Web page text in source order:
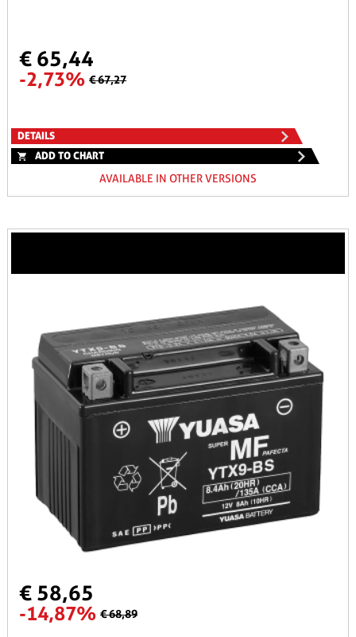
€ 65,44
-2,73% € 67,27
DETAILS
ADD TO CHART
AVAILABLE IN OTHER VERSIONS
€ 58,65
-14,87% € 68,89